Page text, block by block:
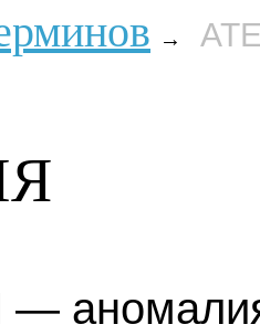
→
аномалия